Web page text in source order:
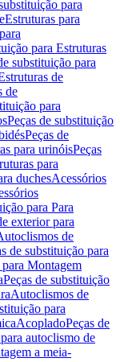
para
Estruturas para
para Estruturas
substituição para
de
de
para
Peças de substituição
Peças de
para urinóisPeças
para
duchesAcessórios
para Para
exterior para
de
de substituição para
Montagem
Peças de substituição
Autoclismos de
para
AcopladoPeças de
autoclismo de
a meia-